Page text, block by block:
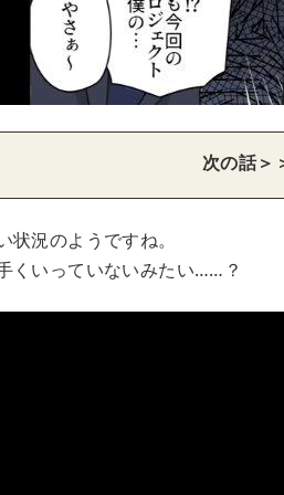
次の話＞
況のようですね。
くいっていないみたい……？